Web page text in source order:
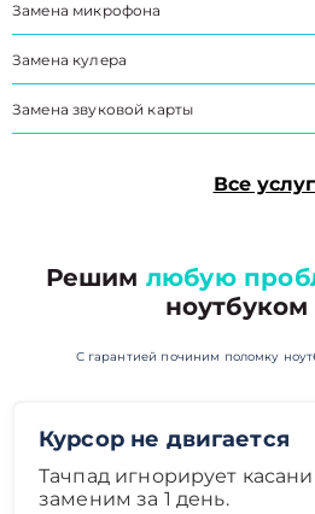
Замена микрофона
Замена кулера
Замена звуковой карты
Все
Решим любую
С гарантией починим поломку
Курсор не двигается
Тачпад игнорирует
заменим за 1 день.